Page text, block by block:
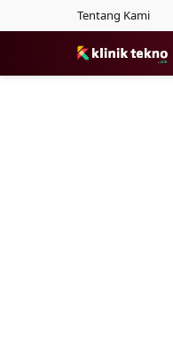
Tentang Kami